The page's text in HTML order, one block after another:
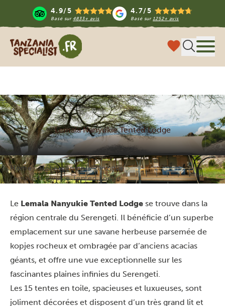
4.9/5
Basé sur 4833+ avis
4.7/5
Basé sur1252+ avis
Tanzania Specialist
Lemala Nanyukie Tented Lodge
Home
Hébergements Tanzanie
Lemala Nanyukie Tented Lodge
Le Lemala Nanyukie Tented Lodge se trouve dans la
région centrale du Serengeti. Il bénéficie d’un superbe
emplacement sur une savane herbeuse parsemée de
kopjes rocheux et ombragée par d’anciens acacias
géants, et offre une vue exceptionnelle sur les
fascinantes plaines infinies du Serengeti.
Les 15 tentes en toile, spacieuses et luxueuses, sont
joliment décorées et disposent d’un très grand lit et